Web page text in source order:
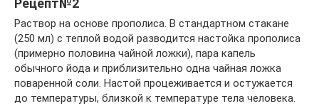
Рецепт№2
Раствор на основе прополиса. В стандартном стакане
(250 мл) с теплой водой разводится настойка прополиса
(примерно половина чайной ложки), пара капель
обычного йода и приблизительно одна чайная ложка
поваренной соли. Настой процеживается и остужается
до температуры, близкой к температуре тела человека.